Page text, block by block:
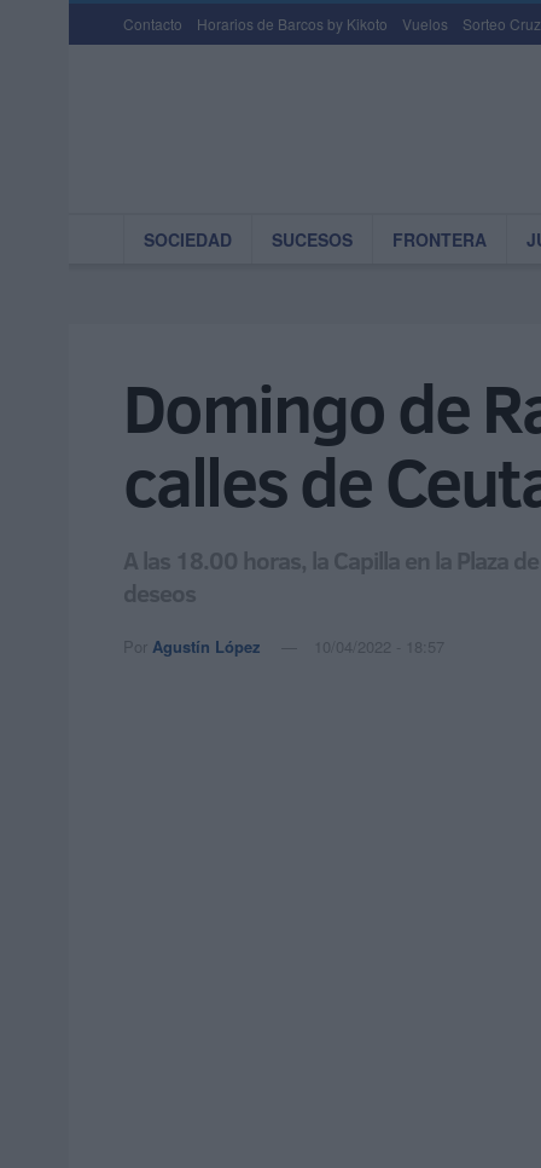
Contacto Horarios de Barcos by Kikoto Vuelos Sorteo
SOCIEDAD SUCESOS FRONTERA
Domingo de
calles de
A las 18.00 horas, la Capilla en la Plaza
deseos
Por Agustín López 10/04/2022 - 18:57